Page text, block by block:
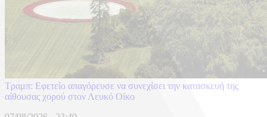
Τραμπ: Εφετείο απαγόρευσε να συνεχίσει την κατασκευή της
αίθουσας χορού στον Λευκό Οίκο